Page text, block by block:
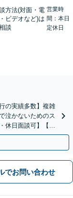
方法(対面・電
ビデオなど)は
談
営業時
間：本日
定休日
の実績多数】複雑
泣かないためのス
休日面談可】【完
でお問い合わせ